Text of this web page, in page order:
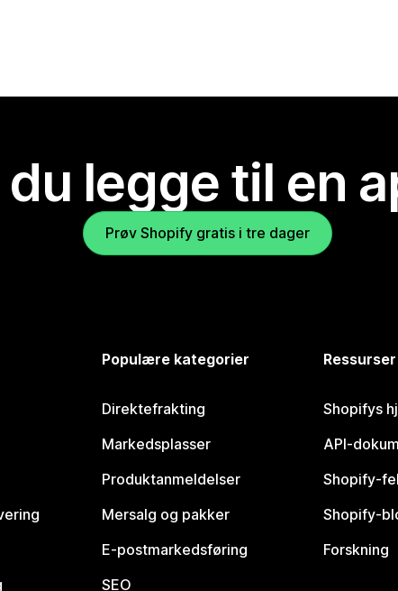
legge til en
Prøv Shopify gratis i tre dager
Populære kategorier
Direktefrakting
Markedsplasser
Produktanmeldelser
Mersalg og pakker
E-postmarkedsføring
SEO
Ressurser
Shopifys
API-
Shopify-
Shopify-
Forskning